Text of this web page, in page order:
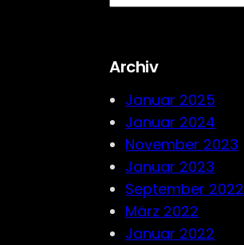
e
c
h
Archiv
Januar 2025
Januar 2024
November 2023
Januar 2023
September 2022
März 2022
Januar 2022